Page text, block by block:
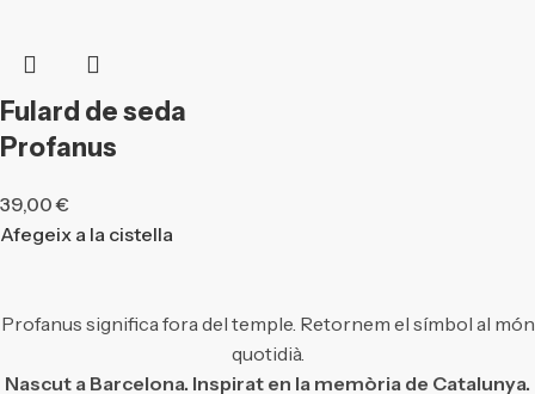
Fulard de seda
Profanus
39,00€
Afegeix a la cistella
Profanus significa fora del temple. Retornem el símbol al món
quotidià.
Nascut a Barcelona. Inspirat en la memòria de Catalunya.